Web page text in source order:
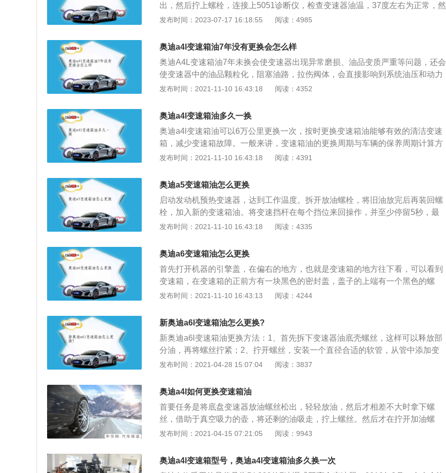
出，然后拧上螺栓，连接上5051诊断仪，检查变速器油温，37度左右为正常，然
后再拧下放油螺栓，把多余的油再次放出即可。更换变速箱油前需要注意的是：
码就不要换油，进入检查维修流程；2、换油前对需换油车辆经行路试，确认车
辆无换挡品质不良、加速不良的情况，如果有换挡品质不良和加速不良的请况不
要换油，进入检查维修流程。奥迪A3的车身尺寸长宽高分别为4312mm、1785m
m、1426mm，轴距为2629mm。
发布时间：2023-07-17 16:18:55 阅读：4985
奥迪a4l变速箱油7年没有更换会怎么样
奥迪A4L变速箱油7年未换会使变速器出现异常磨损、油品变质严重等问题，还会
使变速器中的油品颗粒化，阻塞油路，拉伤阀体，会直接影响到系统油压和动力
传输，使变速器出现反应迟缓、换挡冲击等现象。奥迪A4L变速箱油的更换周期
方法：1、重力更换更换原理与机油相似。拧松油底壳底部的紧固螺母后，变速
箱油会自动从放油孔流出。此方式最常见也容易操作，但却不能放干净变速箱
油。变速箱油不能全部排出，主要因为机械构造存在凹陷、坑洼等死角。2、循
环机更换将新变速箱油储存于循环机内部，将变速箱和循环机通过管道接口连
接，新油在循环机作用下将旧油推动而排出，这方式清洗油路更加干净。新变速
量。此方法大概花费时间为1小时。3、拆卸油底壳换油此方式从根源上更换清
洗，还能对脏污的油滤进行处理。油底壳的拆卸是一项大工程，工时费也会贵上
不少。
发布时间：2021-11-10 16:43:18 阅读：4352
奥迪a4l变速箱油多久一换
奥迪a4l变速箱油可以6万公里更换一次，按时更换变速箱油能够有效的清洁变速
箱，减少变速箱故障。一般来讲，变速箱油的更换周期与车辆的保养周期计算方
法一样的，以行驶里程或使用时间为准，如果车辆使用手册中明确给出了这两个
换油时间，一般按照每5-8万公里的行驶里程来更换。变速箱油久未更换的危害：
1、久未更换变速箱油，会使变速器出现异常磨损、油品变质严重等问题。2、久
未更换变速箱油，会使变速箱油老化、衰变，不仅增加汽车油耗，还将缩短变速
器的使用寿命。3、久未更换变速箱油，会使变速器中的油品颗粒化，阻塞油
路，拉伤阀体会直接影响到系统油压和动力传输，使变速器出现反应迟缓、换挡
油，然后差不多时拿下螺丝，利用真空吸力的壶，将剩余的油吸走。奥迪一般都
是要更换过滤器和密封圈，所以还要拆下变速箱油底壳，需要一定的工艺，随后
装上底壳，在机仓内变速箱加油口，进行加油，确定加装量，在加入4分之3油
油更换步骤就是这样的，变速箱对油要求很高，如果假油，可能损坏变速箱。
发布时间：2021-11-10 16:43:18 阅读：4391
奥迪a5变速箱油怎么更换
启动发动机预热变速器，达到工作温度。拆开放油螺栓，将旧油放完后再装回螺
栓，加入新的变速箱油。将变速挡杆在每个挡位来回操作，并至少停留5秒，最
后检查自动变速箱液位是否正常。变速箱油是保持排档系统清洁的油类用品，能
油将会造成：变速箱油因化学变化产生杂质，造成油道阻塞，影响换档功能。长
期高温运作，变速箱油润滑性降低，易造成离合器片的磨损，产生失速现象。需
要注意的是，更换变速箱油，换的不仅是油液，还有两样东西要更换和保养。一
个是变速箱油滤芯，跟机油滤芯一个道理，就是过滤润滑油中的杂质；第二个是
变速箱油底壳清理。有条件的最好拆下油底壳，你能发现里面有一层厚厚的油
大打折扣了；同时，装回油底壳时，一定要更换新的密封垫圈，保证密封效果。
发布时间：2021-11-10 16:43:18 阅读：4335
奥迪a6变速箱油怎么更换
首先打开机器的引擎盖，在偏右的地方，也就是变速箱的地方往下看，可以看到
变速箱，在变速箱的正前方有一块黑色的密封盖，盖子的上端有一个黑色的螺
丝，该螺丝既是加注变速箱油的高度孔，也即加油加到此位置即可。奥迪A6变速
候需要经常检查变速箱的油位和定期更换变速箱油，我们以奥迪A6系列车型为
例：装有自动变速箱或手动变速箱的车辆要求每六万公里必须更换自动变速箱油
和油格，对于装有变速箱油滤清器的车辆，换油时还需将滤清器同时更换。需要
注意的是，奥迪A6在换油时必须更换厂家规定的自动变速箱用油，这是因为不同
的自动变速箱其内部结构、摩擦部件和密封部件等都会有所不同，原厂用油是根
发布时间：2021-11-10 16:43:13 阅读：4244
新奥迪a6l变速箱油怎么更换?
新奥迪a6l变速箱油更换方法：1、首先拆下变速器油底壳螺丝，这样可以释放部
分油，再将螺丝拧紧；2、拧开螺丝，安装一个直径合适的软管，从管中添加变
速器油，再把放出的旧油测量一下，这样添加新油就会比较准确了；3、拆下变
发布时间：2021-04-28 15:07:04 阅读：3837
奥迪a4l如何更换变速箱油
首要任务是将底盘变速器放油螺丝松出，轻轻放油，然后才相差不大时拿下螺
丝，借助于真空吸力的壶，将还剩的油吸走，拧上螺丝。然后才在拧开加油螺
丝，注入新的变速器油即可。 变速器油有两种：一种是自动变速器油（aft），专
要分型号，不相同车型、不相同型号的变速器油有着不相同的更换周期，大多数
自动变速器油每两年或驾驶5-8万公里上下更换一次，手动变速器油3年或10万公
发布时间：2021-04-15 07:21:05 阅读：9943
奥迪a4l变速箱型号，奥迪a4l变速箱油多久换一次